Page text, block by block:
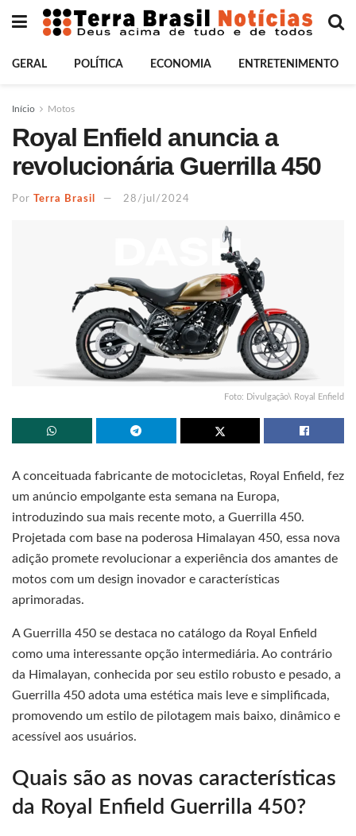
GERAL POLÍTICA ECONOMIA ENTRETENIMENTO
Início Motos
Royal Enfield anuncia a
revolucionária Guerrilla 450
Por Terra Brasil 28/jul/2024
Foto: Divulgação\ Royal Enfield
A conceituada fabricante de motocicletas, Royal Enfield, fez
um anúncio empolgante esta semana na Europa,
introduzindo sua mais recente moto, a Guerrilla 450.
Projetada com base na poderosa Himalayan 450, essa nova
adição promete revolucionar a experiência dos amantes de
motos com um design inovador e características
aprimoradas.
A Guerrilla 450 se destaca no catálogo da Royal Enfield
como uma interessante opção intermediária. Ao contrário
da Himalayan, conhecida por seu estilo robusto e pesado, a
Guerrilla 450 adota uma estética mais leve e simplificada,
promovendo um estilo de pilotagem mais baixo, dinâmico e
acessível aos usuários.
Quais são as novas características
da Royal Enfield Guerrilla 450?